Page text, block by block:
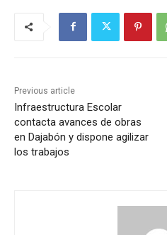
Previous article
Infraestructura Escolar
contacta avances de obras
en Dajabón y dispone agilizar
los trabajos